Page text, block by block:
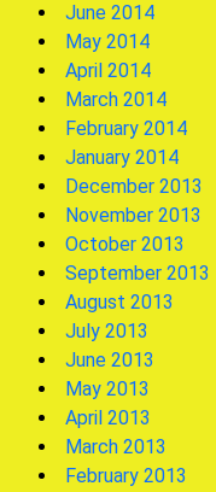
June 2014
May 2014
April 2014
March 2014
February 2014
January 2014
December 2013
November 2013
October 2013
September 2013
August 2013
July 2013
June 2013
May 2013
April 2013
March 2013
February 2013